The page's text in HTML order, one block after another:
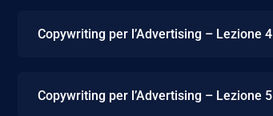
Copywriting per l’Advertising – Lezione 4
Copywriting per l’Advertising – Lezione 5